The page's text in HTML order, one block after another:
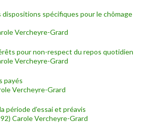
dispositions spécifiques pour le chômage
Vercheyre-Grard
pour non-respect du repos quotidien
Vercheyre-Grard
payés
Vercheyre-Grard
période d’essai et préavis
Carole Vercheyre-Grard